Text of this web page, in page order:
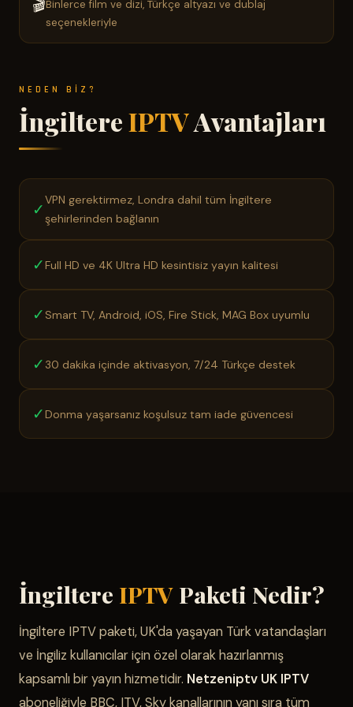
Binlerce film ve dizi, Türkçe altyazı ve dublaj
seçenekleriyle
NEDEN BIZ?
İngiltereIPTVAvantajları
✓VPN gerektirmez, Londra dahil tüm İngiltere
şehirlerinden bağlanın
✓Full HD ve 4K Ultra HD kesintisiz yayın kalitesi
✓ Smart TV, Android, iOS, Fire Stick, MAG Box uyumlu
✓ 30 dakika içinde aktivasyon, 7/24 Türkçe destek
✓Donma yaşarsanız koşulsuz tam iade güvencesi
İngiltere IPTV Paketi Nedir?
İngiltere IPTV paketi, UK'da yaşayan Türk vatandaşları
ve İngiliz kullanıcılar için özel olarak hazırlanmış
kapsamlı bir yayın hizmetidir. Netzeniptv UK IPTV
aboneliğiyle BBC, ITV, Sky kanallarının yanı sıra tüm